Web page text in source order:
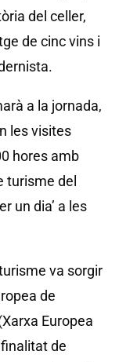
del celler,
de cinc vins i
a la jornada,
les visites
hores amb
turisme del
un dia’ a les
va sorgir
de
Europea
de